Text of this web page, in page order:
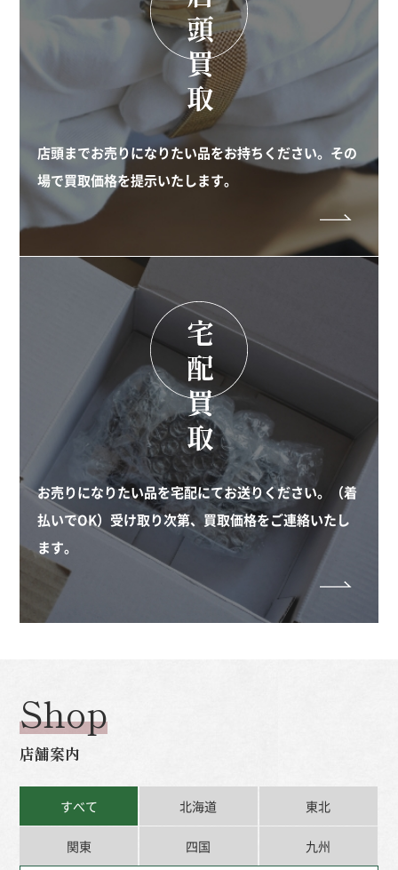
店頭までお売りになりたい品をお持ちください。その
場で買取価格を提示いたします。
お売りになりたい品を宅配にてお送りください。（着
払いでOK）受け取り次第、買取価格をご連絡いたし
ます。
Shop
店舗案内
すべて 北海道 東北
関東 四国 九州